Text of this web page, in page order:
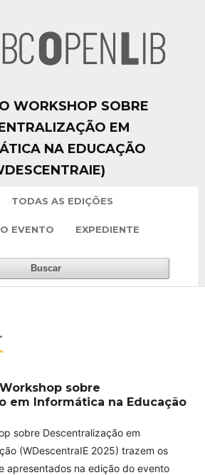
WORKSHOP SOBRE
EM
NA EDUCAÇÃO
TODAS AS EDIÇÕES
EVENTO EXPEDIENTE
Buscar
sobre
em Informática na Educação
sobre Descentralização em
(WDescentraIE 2025) trazem os
apresentados na edição do evento